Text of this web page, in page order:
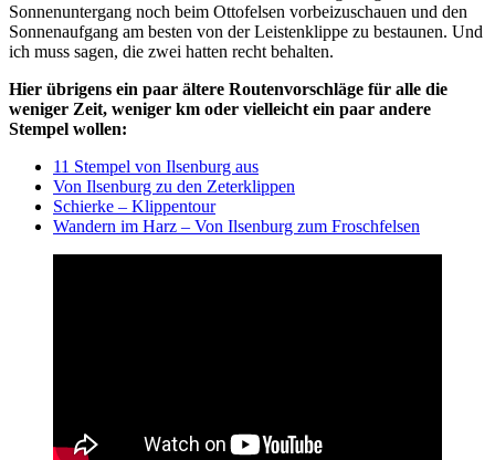
Sonnenuntergang noch beim Ottofelsen vorbeizuschauen und den
Sonnenaufgang am besten von der Leistenklippe zu bestaunen. Und
ich muss sagen, die zwei hatten recht behalten.
Hier übrigens ein paar ältere Routenvorschläge für alle die
weniger Zeit, weniger km oder vielleicht ein paar andere
Stempel wollen:
11 Stempel von Ilsenburg aus
Von Ilsenburg zu den Zeterklippen
Schierke – Klippentour
Wandern im Harz – Von Ilsenburg zum Froschfelsen